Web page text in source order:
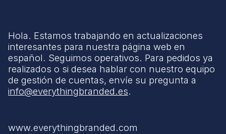
Hola. Estamos trabajando en actualizaciones
interesantes para nuestra página web en
español. Seguimos operativos. Para pedidos ya
realizados o si desea hablar con nuestro equipo
de gestión de cuentas, envíe su pregunta a
info@everythingbranded.es.
www.everythingbranded.com